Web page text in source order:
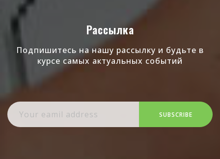
Рассылка
Подпишитесь на нашу рассылку и будьте в
курсе самых актуальных событий
SUBSCRIBE